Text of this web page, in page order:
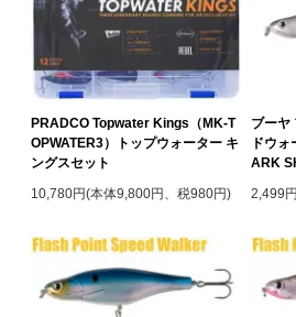
PRADCO Topwater Kings（MK-T
OPWATER3）トップウォーター キ
ングスセット
10,780円(本体9,800円、税980円)
ブーヤ
ドウ
ARK
2,499